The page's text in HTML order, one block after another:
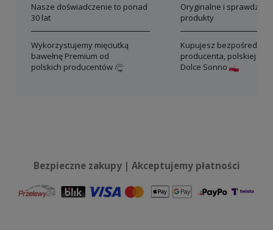
Nasze doświadczenie to ponad
30 lat
Wykorzystujemy mięciutką
bawełnę Premium od
polskich producentów
Oryginalne i sprawdzone
produkty
Kupujesz bezpośrednio
producenta, polskiej
Dolce Sonno
Bezpieczne zakupy | Akceptujemy płatności